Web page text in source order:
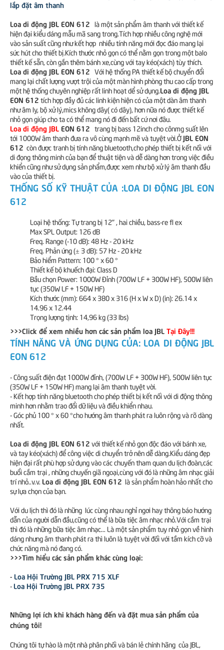
lắp đặt âm thanh
Loa di động JBL EON 612 là một sản phẩm âm thanh với thiết kế
hiện đại kiểu dáng mẫu mã sang trong.Tích hợp nhiều công nghệ mới
vào sản suất cũng như kết hợp nhiều tính năng mới đọc đáo mang lại
sức hút cho thiết bị.Kích thước nhỏ gọn có thể nằm gọn trong một balo
thiết kế sẵn, còn gắn thêm bánh xe,cùng với tay kéo(xách) tùy thích.
Loa di động JBL EON 612 Với hệ thống PA thiết kế bộ chuyển đổi
mang lại chất lượng vượt trội của một màn hình phòng thu cao cấp trong
một hệ thống chuyên nghiệp rất linh hoạt dể sử dụng.Loa di động JBL
EON 612 tích hợp đầy đủ các linh kiện hiện có của một dàn âm thanh
như âm ly, bộ xử lý,mics không dây( có dây), hơn nữa nó được thiết kế
nhỏ gọn giúp cho ta có thể mang nó đi đến bất cứ nơi đâu.
Loa di động JBL EON 612 trang bị bass 12inch cho cônmg suất lên
tới 1000W âm thanh đưa ra vô cùng mạnh mẽ và tuyệt vời.Ở JBL EON
612 còn được tranh bị tính năng bluetooth,cho phép thiết bị kết nối với
di đọng thông minh của bạn để thuật tiện và dễ dàng hơn trong việc điều
khiển cũng như sử dụng sản phẩm,được xem như bộ xử lý âm thanh đầu
vào của thiết bị.
THỐNG SỐ KỸ THUẬT CỦA :LOA DI ĐỘNG JBL EON
612
Loại hệ thống: Tự trang bị 12" , hai chiều, bass-re fl ex
Max SPL Output: 126 dB
Freq. Range (-10 dB): 48 Hz - 20 kHz
Freq. Phản ứng (± 3 dB): 57 Hz - 20 kHz
Bảo hiểm Pattern: 100 ° x 60 °
Thiết kế bộ khuếch đại: Class D
Bầu chọn Power: 1000W Đỉnh (700W LF + 300W HF), 500W liên
tục (350W LF + 150W HF)
Kích thước (mm): 664 x 380 x 316 (H x W x D) (in): 26.14 x
14.96 x 12.44
Trọng lượng tịnh: 14,96 kg (33 lbs)
>>>Click để xem nhiều hơn các sản phẩm loa JBL Tại Đây!!!
TÍNH NĂNG VÀ ỨNG DỤNG CỦA: LOA DI ĐỘNG JBL
EON 612
- Công suất điện đạt 1000W đỉnh, (700W LF + 300W HF), 500W liên tục
(350W LF + 150W HF) mang lại âm thanh tuyệt vời.
- Kết hợp tính năng bluetooth cho phép thiết bị kết nối với di động thông
minh hơn nhằm trao đổi dữ liệu và điều khiển nhau.
- Góc phủ 100 ° x 60 °cho hướng âm thanh phát ra luôn rộng và rõ dàng
nhất.
Loa di động JBL EON 612 với thiết kế nhỏ gọn độc đáo với bánh xe,
và tay kéo(xách) để công việc di chuyển trở nên dễ dàng.Kiểu dáng đẹp
hiện đại rất phù hợp sử dụng vào các chuyến tham quan du lịch đoàn,các
buổi cắm trại , những chuyến giã ngoại,cùng với đó là những âm nhạc giải
trí nhỏ..v.v. Loa di động JBL EON 612 là sản phẩm hoàn hảo nhất cho
sự lựa chọn của bạn.
Với du lịch thì đó là những lúc cùng nhau nghỉ ngơi hay thông báo hướng
dẫn của người dẫn đầu,cũng có thể là bữa tiệc âm nhạc nhỏ.Với cắm trại
thì đó là những bữa tiệc âm nhạc... Là một sản phẩm tuy nhỏ gọn về hình
dáng nhưng âm thanh phát ra thì luôn là tuyệt vời đối với tầm kích cỡ và
chức năng mà nó đang có.
>>>Tìm hiểu các sản phẩm khác cùng loại:
- Loa Hội Trường JBL PRX 715 XLF
-Loa Hội Trường JBL PRX 735
Những lợi ích khi khách hàng đến và đặt mua sản phẩm của
chúng tôi!
Chúng tôi tự hào là một nhà phân phối và bán lẻ chính hãng của JBL,